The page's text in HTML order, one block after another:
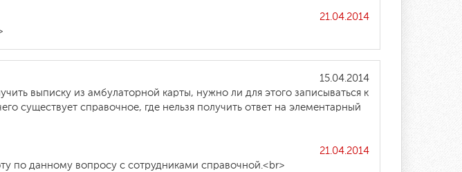
21.04.2014
15.04.2014
выписку из амбулаторной карты, нужно ли для этого записываться к
существует справочное, где нельзя получить ответ на элементарный
21.04.2014
по данному вопросу с сотрудниками справочной.<br>